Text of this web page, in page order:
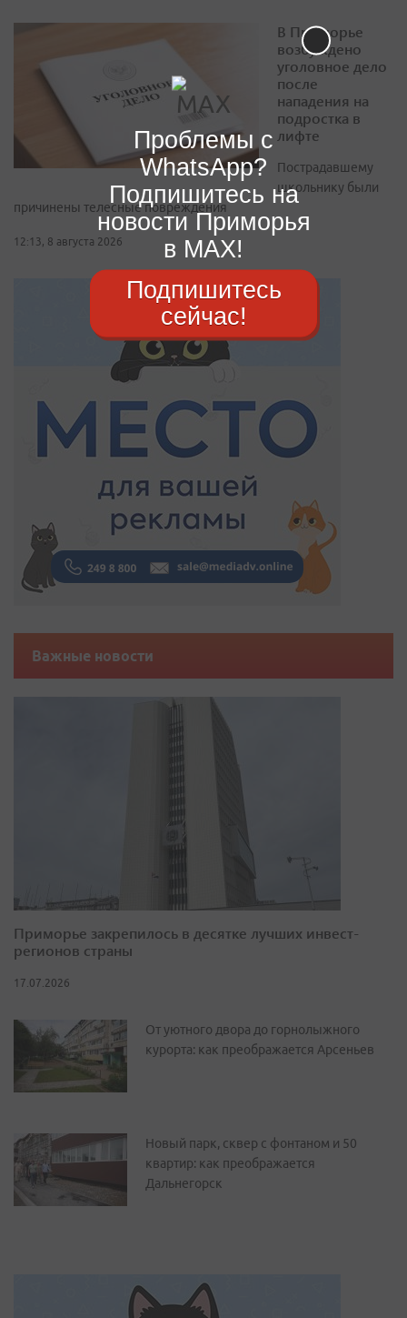
В Приморье
возбуждено
уголовное дело
после
нападения на
подростка в
лифте
Пострадавшему
школьнику были
причинены телесные повреждения
12:13, 8 августа 2026
Важные новости
Приморье закрепилось в десятке лучших инвест-
регионов страны
17.07.2026
От уютного двора до горнолыжного
курорта: как преображается Арсеньев
Новый парк, сквер с фонтаном и 50
квартир: как преображается
Дальнегорск
Проблемы с
WhatsApp?
Подпишитесь на
новости Приморья
в MAX!
Подпишитесь
сейчас!